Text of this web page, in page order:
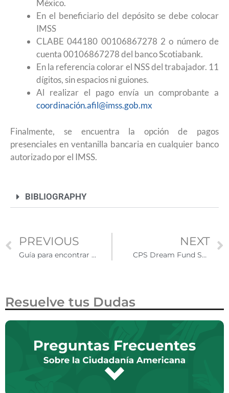
México.
En el beneficiario del depósito se debe colocar
IMSS
CLABE 044180 00106867278 2 o número de
cuenta 00106867278 del banco Scotiabank.
En la referencia colorar el NSS del trabajador. 11
dígitos, sin espacios ni guiones.
Al realizar el pago envía un comprobante a
coordinación.afil@imss.gob.mx
Finalmente, se encuentra la opción de pagos
presenciales en ventanilla bancaria en cualquier banco
autorizado por el IMSS.
BIBLIOGRAPHY
PREVIOUS
Guía para encontrar vivienda en Estados Unidos: Consejos para la comunidad latina
NEXT
CPS Dream Fund Scholarship brinda de 1000 a 2500 dólares a Dreamers de Chicago
Resuelve tus Dudas